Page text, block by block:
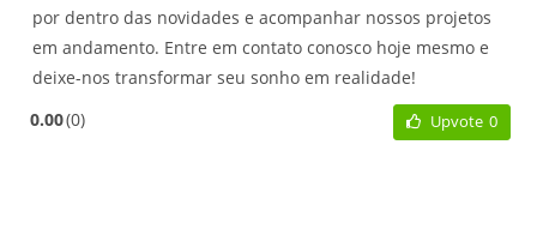
por dentro das novidades e acompanhar nossos projetos
em andamento. Entre em contato conosco hoje mesmo e
deixe-nos transformar seu sonho em realidade!
0.00 0 Upvote 0